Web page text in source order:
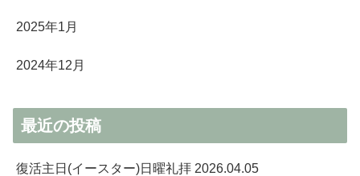
2025年1月
2024年12月
最近の投稿
復活主日(イースター)日曜礼拝 2026.04.05